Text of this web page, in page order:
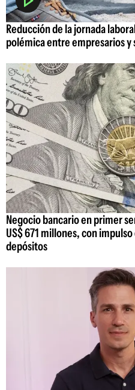
Reducción de la jornada
polémica entre empresarios y
Negocio bancario en primer
US$ 671 millones, con
depósitos